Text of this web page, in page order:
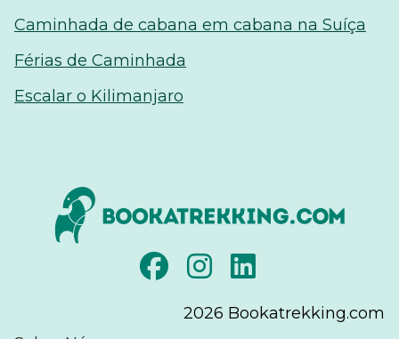
Caminhada de cabana em cabana na Suíça
Férias de Caminhada
Escalar o Kilimanjaro
2026 Bookatrekking.com